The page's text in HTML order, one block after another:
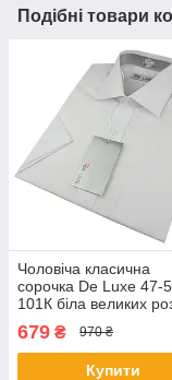
Подібні товари
Чоловіча класична
сорочка De Luxe 47-
101К біла великих
679 ₴ 970 ₴
Купити